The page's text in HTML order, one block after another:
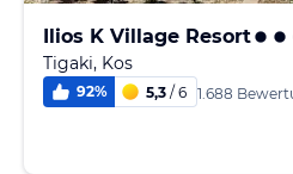
Ilios K Village Resort
Tigaki, Kos
92% 5,3 / 6 1.688